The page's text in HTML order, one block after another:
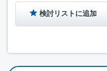
検討リストに追加